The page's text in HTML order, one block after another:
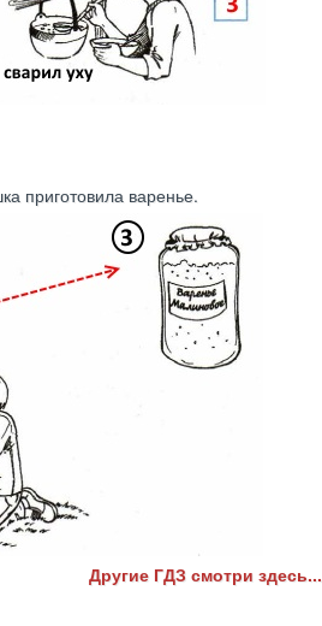
приготовила варенье.
Другие ГДЗ смотри здесь...